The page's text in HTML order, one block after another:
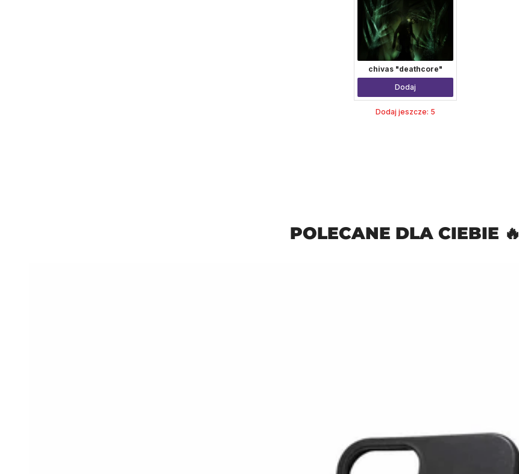
chivas "deathcore"
Dodaj
Dodaj jeszcze: 5
POLECANE DLA CIEBIE 🔥